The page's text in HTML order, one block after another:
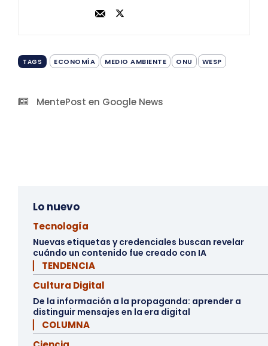
TAGS ECONOMÍA MEDIO AMBIENTE ONU WESP
MentePost en Google News
Lo nuevo
Tecnología
Nuevas etiquetas y credenciales buscan revelar
cuándo un contenido fue creado con IA
▏ TENDENCIA
Cultura Digital
De la información a la propaganda: aprender a
distinguir mensajes en la era digital
▏ COLUMNA